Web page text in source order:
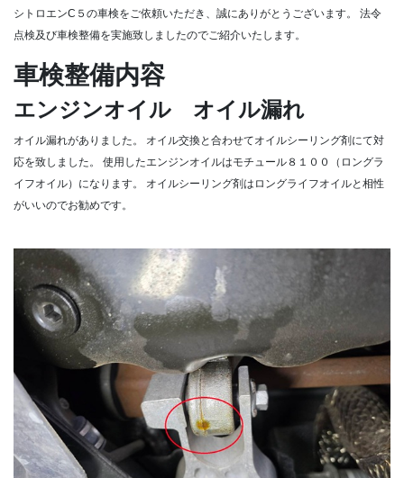
シトロエンC５の車検をご依頼いただき、誠にありがとうございます。
法令
点検及び車検整備を実施致しましたのでご紹介いたします。
車検整備内容
エンジンオイル オイル漏れ
オイル漏れがありました。
オイル交換と合わせてオイルシーリング剤にて対
応を致しました。
使用したエンジンオイルはモチュール８１００（ロングラ
イフオイル）になります。
オイルシーリング剤はロングライフオイルと相性
がいいのでお勧めです。